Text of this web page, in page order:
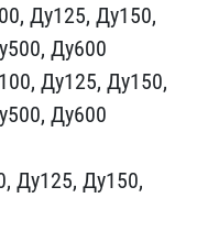
Ду125, ​Ду150,
Ду600
Ду125, Ду150,
Ду600
​Ду125, Ду150,